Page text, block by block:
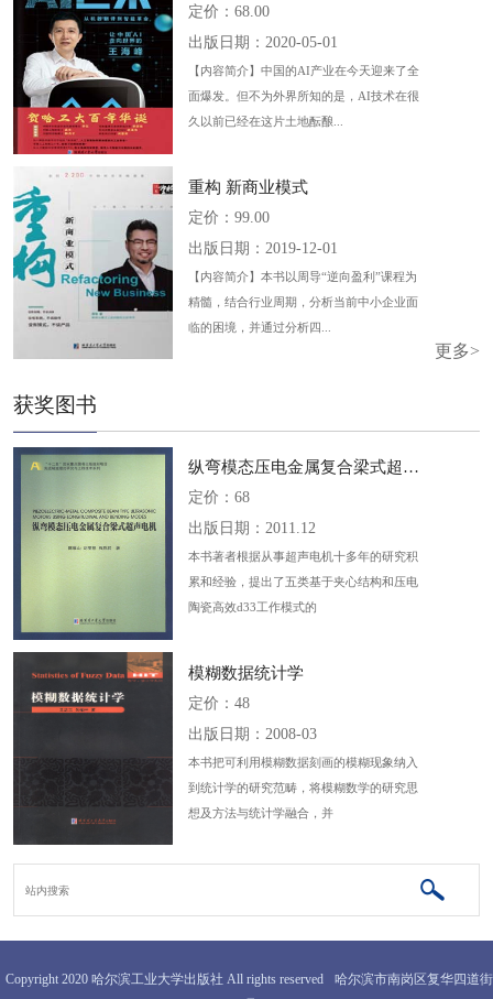
定价：68.00
出版日期：2020-05-01
【内容简介】中国的AI产业在今天迎来了全
面爆发。但不为外界所知的是，AI技术在很
久以前已经在这片土地酝酿...
重构 新商业模式
定价：99.00
出版日期：2019-12-01
【内容简介】本书以周导“逆向盈利”课程为
精髓，结合行业周期，分析当前中小企业面
临的困境，并通过分析四...
获奖图书
更多>
纵弯模态压电金属复合梁式超声电...
定价：68
出版日期：2011.12
本书著者根据从事超声电机十多年的研究积
累和经验，提出了五类基于夹心结构和压电
陶瓷高效d33工作模式的
模糊数据统计学
定价：48
出版日期：2008-03
本书把可利用模糊数据刻画的模糊现象纳入
到统计学的研究范畴，将模糊数学的研究思
想及方法与统计学融合，并
Copyright 2020 哈尔滨工业大学出版社 All rights reserved
哈尔滨市南岗区复华四道街